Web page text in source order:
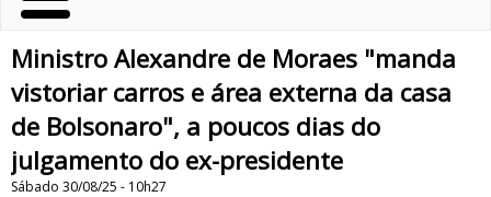
Ministro Alexandre de Moraes "manda
vistoriar carros e área externa da casa
de Bolsonaro", a poucos dias do
julgamento do ex-presidente
Sábado 30/08/25 - 10h27